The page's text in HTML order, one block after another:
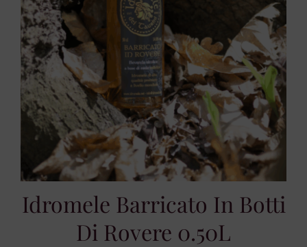
Idromele Barricato In Botti
Di Rovere 0.50L